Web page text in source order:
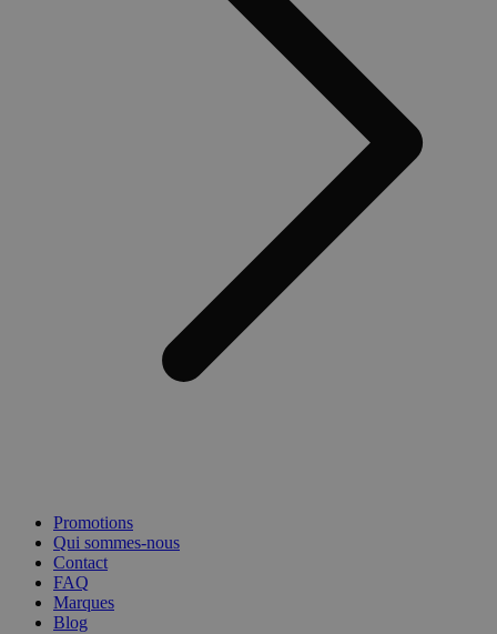
Promotions
Qui sommes-nous
Contact
FAQ
Marques
Blog